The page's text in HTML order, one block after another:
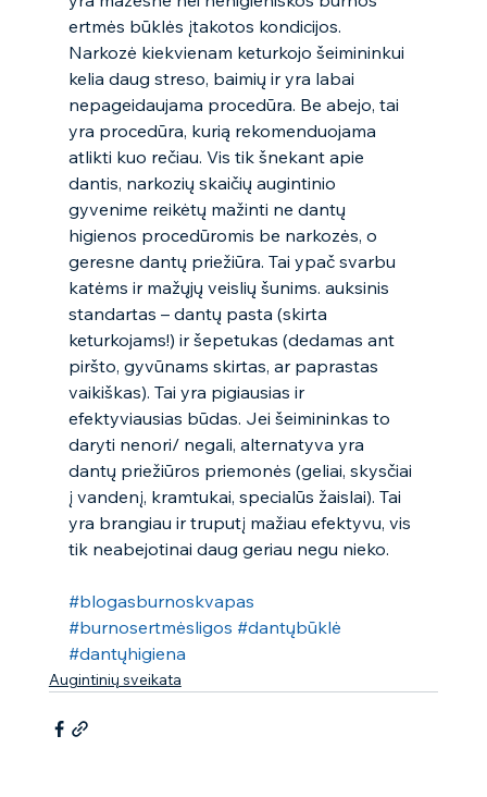
ertmės būklės įtakotos kondicijos.
Narkozė kiekvienam keturkojo šeimininkui
kelia daug streso, baimių ir yra labai
nepageidaujama procedūra. Be abejo, tai
yra procedūra, kurią rekomenduojama
atlikti kuo rečiau. Vis tik šnekant apie
dantis, narkozių skaičių augintinio
gyvenime reikėtų mažinti ne dantų
higienos procedūromis be narkozės, o
geresne dantų priežiūra. Tai ypač svarbu
katėms ir mažųjų veislių šunims. auksinis
standartas – dantų pasta (skirta
keturkojams!) ir šepetukas (dedamas ant
piršto, gyvūnams skirtas, ar paprastas
vaikiškas). Tai yra pigiausias ir
efektyviausias būdas. Jei šeimininkas to
daryti nenori/ negali, alternatyva yra
dantų priežiūros priemonės (geliai, skysčiai
į vandenį, kramtukai, specialūs žaislai). Tai
yra brangiau ir truputį mažiau efektyvu, vis
tik neabejotinai daug geriau negu nieko.
#blogasburnoskvapas
#burnosertmėsligos #dantųbūklė
#dantųhigiena
Augintinių sveikata